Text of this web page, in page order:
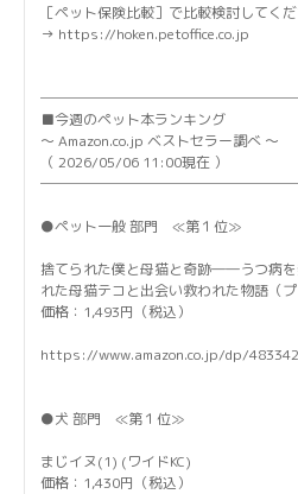
［ペット保険比較］で比較検討してくだ
→ https://hoken.petoffice.co.jp
■今週のペット本ランキング
～ Amazon.co.jp ベストセラー調べ ～
（ 2026/05/06 11:00現在 ）
●ペット一般 部門 ≪第１位≫
捨てられた僕と母猫と奇跡――うつ病
れた母猫テコと出会い救われた物語（プ
価格：1,493円（税込）
https://www.amazon.co.jp/dp/
●犬 部門 ≪第１位≫
まじイヌ(1) (ワイドKC)
価格：1,430円（税込）